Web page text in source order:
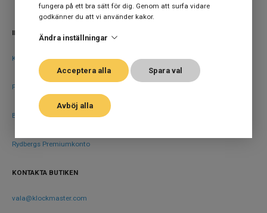
fungera på ett bra sätt för dig. Genom att surfa vidare
godkänner du att vi använder kakor.
Ändra inställningar
Acceptera alla Spara val
Avböj alla
INFORMATION
Köpvillkor
Försäkring
B2B
Rydbergs Premiumkonto
KONTAKTA BUTIKEN
vala@klockmaster.com